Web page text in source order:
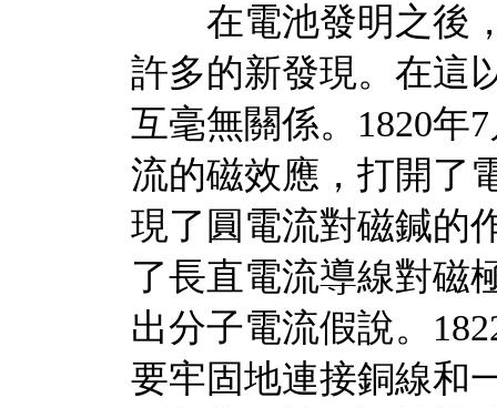
在電池發明之後，
許多的新發現。在這
互毫無關係。1820年
流的磁效應，打開了
現了圓電流對磁鍼的
了長直電流導線對磁
出分子電流假說。
要牢固地連接銅線和